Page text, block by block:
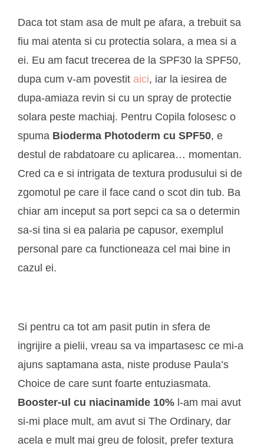
Daca tot stam asa de mult pe afara, a trebuit sa
fiu mai atenta si cu protectia solara, a mea si a
ei. Eu am facut trecerea de la SPF30 la SPF50,
dupa cum v-am povestit aici, iar la iesirea de
dupa-amiaza revin si cu un spray de protectie
solara peste machiaj. Pentru Copila folosesc o
spuma Bioderma Photoderm cu SPF50, e
destul de rabdatoare cu aplicarea… momentan.
Cred ca e si intrigata de textura produsului si de
zgomotul pe care il face cand o scot din tub. Ba
chiar am inceput sa port sepci ca sa o determin
sa-si tina si ea palaria pe capusor, exemplul
personal pare ca functioneaza cel mai bine in
cazul ei.
Si pentru ca tot am pasit putin in sfera de
ingrijire a pielii, vreau sa va impartasesc ce mi-a
ajuns saptamana asta, niste produse Paula’s
Choice de care sunt foarte entuziasmata.
Booster-ul cu niacinamide 10% l-am mai avut
si-mi place mult, am avut si The Ordinary, dar
acela e mult mai greu de folosit, prefer textura